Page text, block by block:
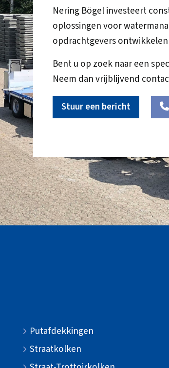
Nering Bögel investeert
oplossingen voor
opdrachtgevers
Bent u op zoek naar een
Neem dan vrijblijvend
Stuur een bericht
Putafdekkingen
Straatkolken